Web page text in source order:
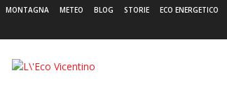
MONTAGNA METEO BLOG STORIE ECO ENERGETICO
L'Eco